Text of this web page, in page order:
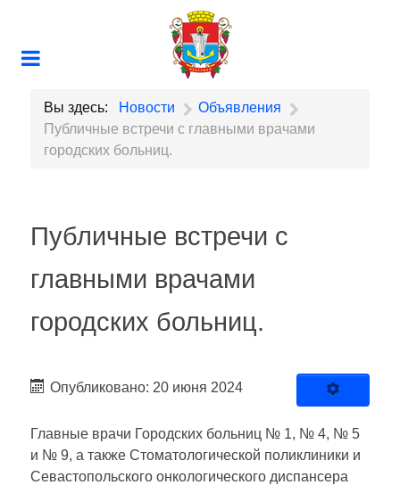
Вы здесь: Новости
Объявления
Публичные встречи с главными врачами
городских больниц.
Публичные встречи с
главными врачами
городских больниц.
Опубликовано: 20 июня 2024
Главные врачи Городских больниц № 1, № 4, № 5
и № 9, а также Стоматологической поликлиники и
Севастопольского онкологического диспансера